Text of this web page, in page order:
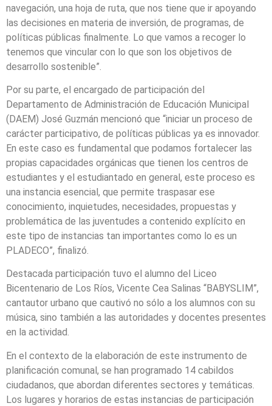
navegación, una hoja de ruta, que nos tiene que ir apoyando
las decisiones en materia de inversión, de programas, de
políticas públicas finalmente. Lo que vamos a recoger lo
tenemos que vincular con lo que son los objetivos de
desarrollo sostenible”.
Por su parte, el encargado de participación del
Departamento de Administración de Educación Municipal
(DAEM) José Guzmán mencionó que “iniciar un proceso de
carácter participativo, de políticas públicas ya es innovador.
En este caso es fundamental que podamos fortalecer las
propias capacidades orgánicas que tienen los centros de
estudiantes y el estudiantado en general, este proceso es
una instancia esencial, que permite traspasar ese
conocimiento, inquietudes, necesidades, propuestas y
problemática de las juventudes a contenido explícito en
este tipo de instancias tan importantes como lo es un
PLADECO”, finalizó.
Destacada participación tuvo el alumno del Liceo
Bicentenario de Los Ríos, Vicente Cea Salinas “BABYSLIM”,
cantautor urbano que cautivó no sólo a los alumnos con su
música, sino también a las autoridades y docentes presentes
en la actividad.
En el contexto de la elaboración de este instrumento de
planificación comunal, se han programado 14 cabildos
ciudadanos, que abordan diferentes sectores y temáticas.
Los lugares y horarios de estas instancias de participación